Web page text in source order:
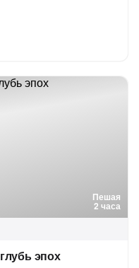
Пешая
2 часа
эпох